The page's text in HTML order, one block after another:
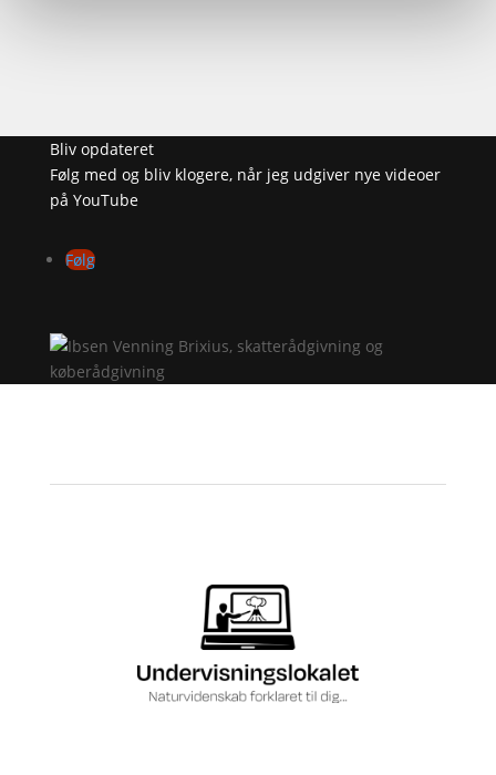
Bliv opdateret
Følg med og bliv klogere, når jeg udgiver nye videoer
på YouTube
Følg